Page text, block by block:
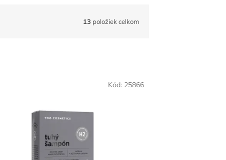
13 položiek celkom
Kód: 25866